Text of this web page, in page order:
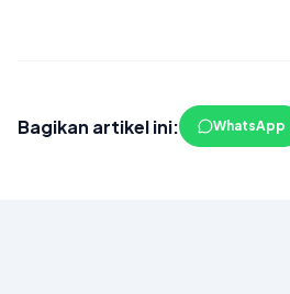
Bagikan artikel ini: WhatsApp